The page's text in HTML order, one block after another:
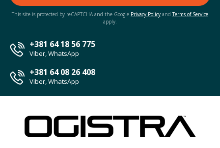
This site is protected by reCAPTCHA and the Google Privacy Policy andTerms of Service
apply.
+381 64 18 56 775
Viber, WhatsApp
+381 64 08 26 408
Viber, WhatsApp